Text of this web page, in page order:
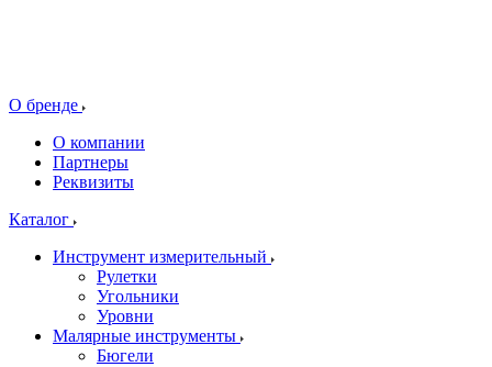
О бренде
О компании
Партнеры
Реквизиты
Каталог
Инструмент измерительный
Рулетки
Угольники
Уровни
Малярные инструменты
Бюгели